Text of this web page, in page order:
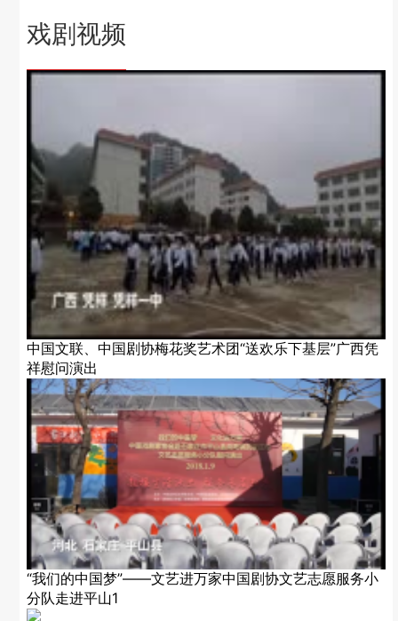
戏剧视频
中国文联、中国剧协梅花奖艺术团“送欢乐下基层”广西凭
祥慰问演出
“我们的中国梦”——文艺进万家中国剧协文艺志愿服务小
分队走进平山1